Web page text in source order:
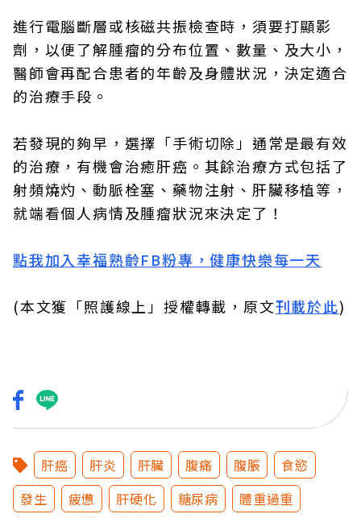
進行電腦斷層或核磁共振檢查時，須要打顯影
劑，以便了解腫瘤的分布位置、數量、及大小，
醫師會再配合患者的年齡及身體狀況，決定適合
的治療手段。
若發現的夠早，選擇「手術切除」通常是最有效
的治療，有機會治癒肝癌。其餘治療方式包括了
射頻燒灼、動脈栓塞、藥物注射、肝臟移植等，
就端看個人病情及腫瘤狀況來決定了！
點我加入幸福熟齡FB粉專，健康快樂每一天
(本文獲「照護線上」授權轉載，原文刊載於此)
肝癌 肝炎 肝臟 腹痛 腹脹
食慾
發生
疲憊 肝硬化 糖尿病
體重過重